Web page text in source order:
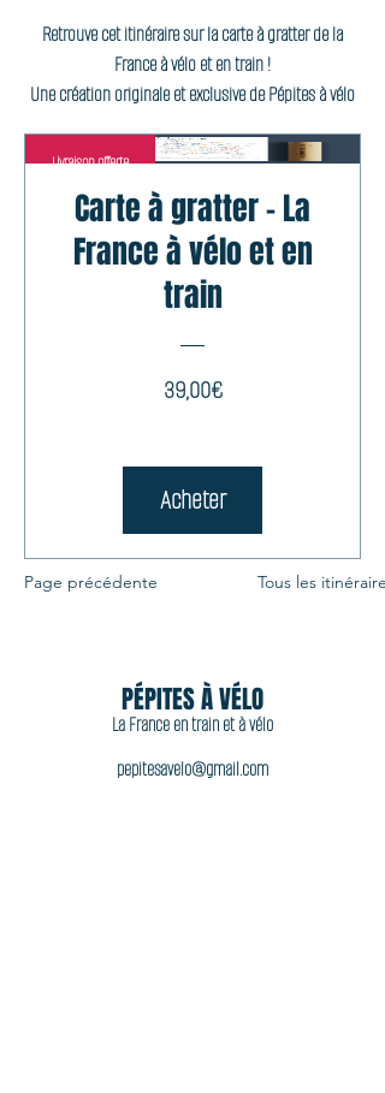
Retrouve cet itinéraire sur la carte à gratter de la
France à vélo et en train !
Une création originale et exclusive de Pépites à vélo
Livraison offerte
Carte à gratter - La
France à vélo et en
train
39,00€Prix
Acheter
Page précédente Tous les itinéraires
PÉPITES À VÉLO
La France en train et à vélo
pepitesavelo@gmail.com